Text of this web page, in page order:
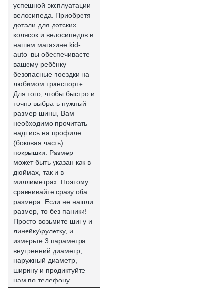
успешной эксплуатации
велосипеда. Приобретя
детали для детских
колясок и велосипедов в
нашем магазине kid-
auto, вы обеспечиваете
вашему ребёнку
безопасные поездки на
любимом транспорте.
Для того, чтобы быстро и
точно выбрать нужный
размер шины, Вам
необходимо прочитать
надпись на профиле
(боковая часть)
покрышки. Размер
может быть указан как в
дюймах, так и в
миллиметрах. Поэтому
сравнивайте сразу оба
размера. Если не нашли
размер, то без паники!
Просто возьмите шину и
линейку\рулетку, и
измерьте 3 параметра
внутренний диаметр,
наружный диаметр,
ширину и продиктуйте
нам по телефону.